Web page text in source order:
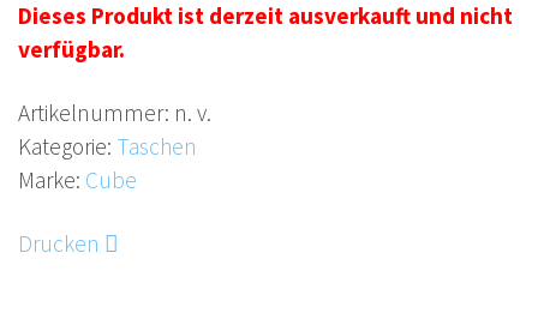
• schmale Form
• zwei innenliegende Netzfächer mit Schlüsselhaken
• rote Innengestaltung
• wasserabweisender Reissverschluss
• Rücklichtaufnahme
Dieses Produkt ist derzeit ausverkauft und nicht
verfügbar.
Artikelnummer: n. v.
Kategorie: Taschen
Marke: Cube
Drucken